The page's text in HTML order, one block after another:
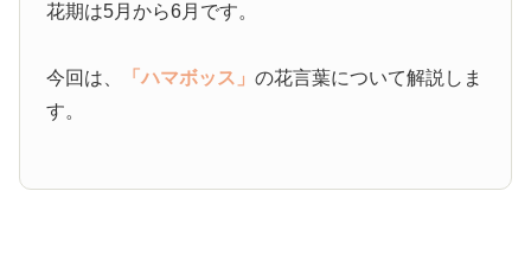
花期は5月から6月です。
今回は、 「ハマボッス」の花言葉について解説しま
す。